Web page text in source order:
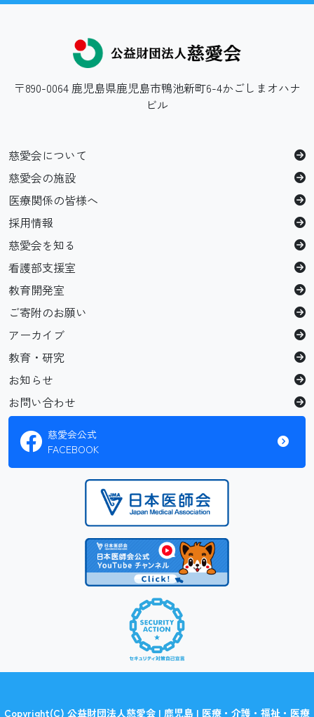
〒890-0064 鹿児島県鹿児島市鴨池新町6-4かごしまオハナ
ビル
慈愛会について
慈愛会の施設
医療関係の皆様へ
採用情報
慈愛会を知る
看護部支援室
教育開発室
ご寄附のお願い
アーカイブ
教育・研究
お知らせ
お問い合わせ
慈愛会公式
FACEBOOK
Copyright(C) 公益財団法人慈愛会 | 鹿児島 | 医療・介護・福祉・医療